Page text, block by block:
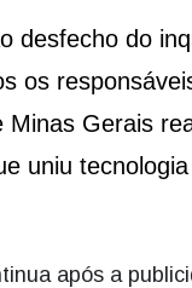
desfecho do
os
Minas Gerais
uniu
após a